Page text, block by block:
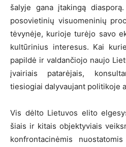
šalyje gana įtakingą
posovietinių visuomeninių
tėvynėje, kurioje turėjo savo
kultūrinius interesus. Kai
papildė ir valdančiojo naujo
įvairiais patarėjais,
tiesiogiai dalyvaujant politikoje
Vis dėlto Lietuvos elito
šiais ir kitais objektyviais
konfrontacinėmis